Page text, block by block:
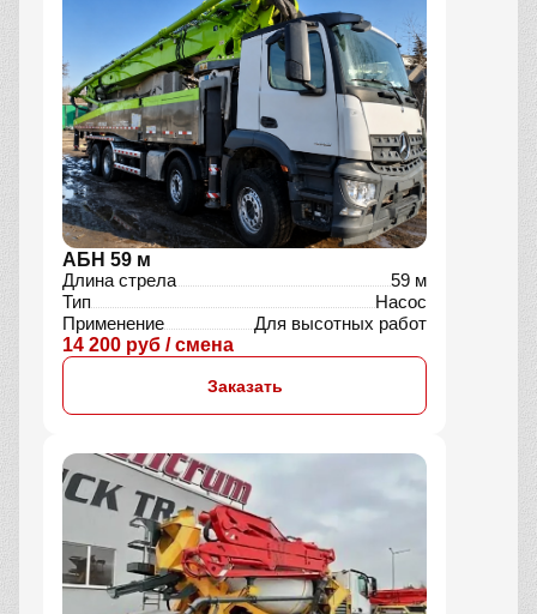
АБН 59 м
Длина стрела
59 м
Тип
Насос
Применение
Для высотных работ
14 200 руб / смена
Заказать